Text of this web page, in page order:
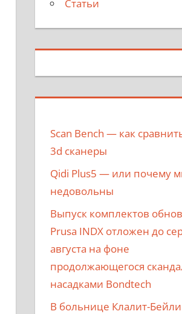
Статьи
Scan Bench — как
3d сканеры
Qidi Plus5 — или почему
недовольны
Выпуск комплектов
Prusa INDX отложен до
августа на фоне
продолжающегося
насадками Bondtech
В больнице Клалит-